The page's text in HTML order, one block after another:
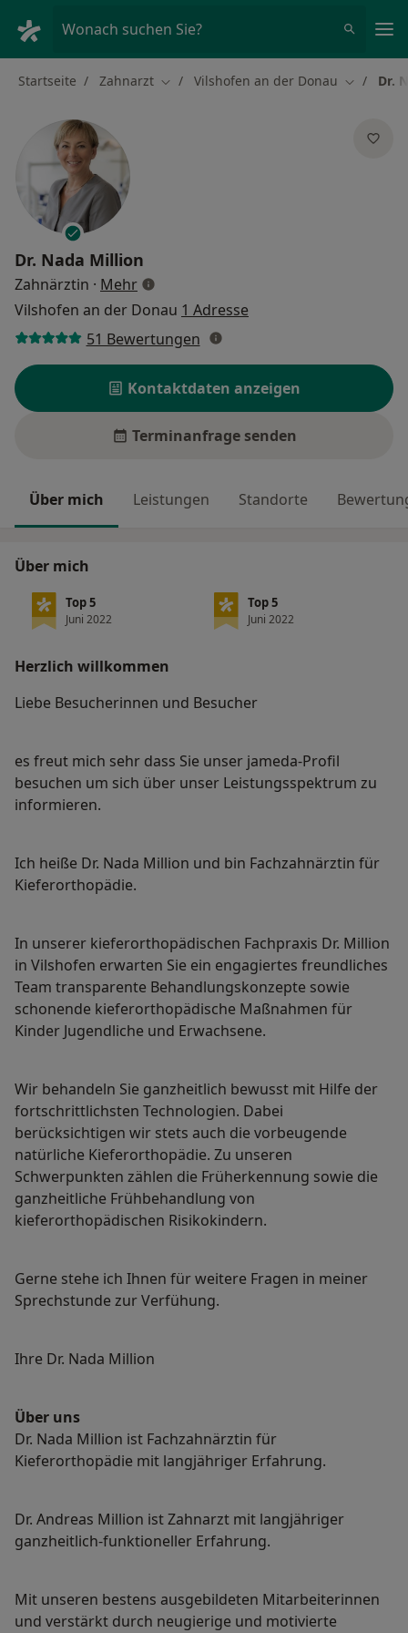
Wonach suchen Sie?
Startseite Zahnarzt Stadt ändern
Vilshofen an der Donau StadtDr.
Dr. Nada Million
Zahnärztin · Mehrüber Spezialisierungen
Vilshofen an der Donau 1 Adresse
51 Bewertungen
Kontaktdaten anzeigen
Terminanfrage senden
Über mich Leistungen Standorte
Über mich
Top 5
Juni 2022
Top 5
Juni 2022
Herzlich willkommen
Liebe Besucherinnen und Besucher
es freut mich sehr dass Sie unser jameda-Profil
besuchen um sich über unser Leistungsspektrum zu
informieren.
Ich heiße Dr. Nada Million und bin Fachzahnärztin für
Kieferorthopädie.
In unserer kieferorthopädischen Fachpraxis Dr. Million
in Vilshofen erwarten Sie ein engagiertes freundliches
Team transparente Behandlungskonzepte sowie
schonende kieferorthopädische Maßnahmen für
Kinder Jugendliche und Erwachsene.
Wir behandeln Sie ganzheitlich bewusst mit Hilfe der
fortschrittlichsten Technologien. Dabei
berücksichtigen wir stets auch die vorbeugende
natürliche Kieferorthopädie. Zu unseren
Schwerpunkten zählen die Früherkennung sowie die
ganzheitliche Frühbehandlung von
kieferorthopädischen Risikokindern.
Gerne stehe ich Ihnen für weitere Fragen in meiner
Sprechstunde zur Verfühung.
Ihre Dr. Nada Million
Über uns
Dr. Nada Million ist Fachzahnärztin für
Kieferorthopädie mit langjähriger Erfahrung.
Dr. Andreas Million ist Zahnarzt mit langjähriger
ganzheitlich-funktioneller Erfahrung.
Mit unseren bestens ausgebildeten Mitarbeiterinnen
und verstärkt durch neugierige und motivierte